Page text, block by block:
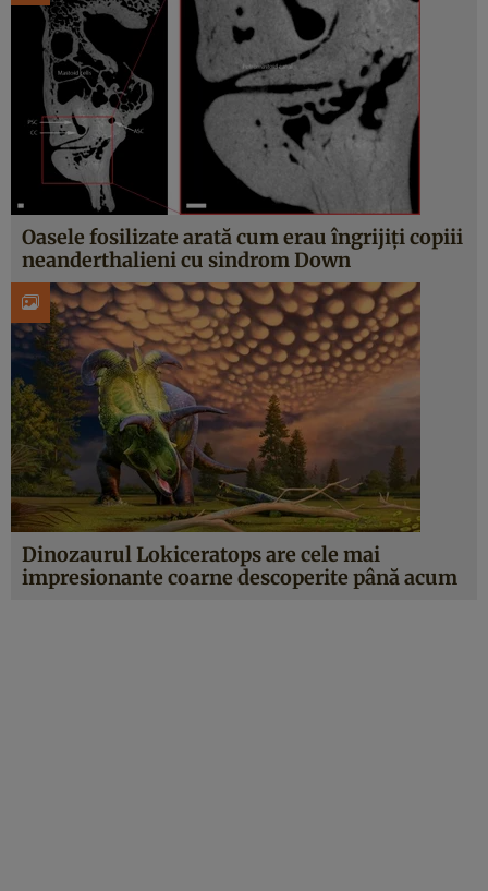
Oasele fosilizate arată cum erau îngrijiți copiii
neanderthalieni cu sindrom Down
Dinozaurul Lokiceratops are cele mai
impresionante coarne descoperite până acum